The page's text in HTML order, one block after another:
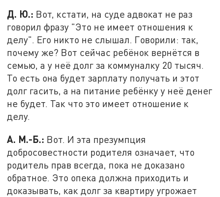
Д. Ю.: Вот, кстати, на суде адвокат не раз
говорил фразу "Это не имеет отношения к
делу". Его никто не слышал. Говорили: так,
почему же? Вот сейчас ребёнок вернётся в
семью, а у неё долг за коммуналку 20 тысяч.
То есть она будет зарплату получать и этот
долг гасить, а на питание ребёнку у неё денег
не будет. Так что это имеет отношение к
делу.
А. М.-Б.: Вот. И эта презумпция
добросовестности родителя означает, что
родитель прав всегда, пока не доказано
обратное. Это опека должна приходить и
доказывать, как долг за квартиру угрожает